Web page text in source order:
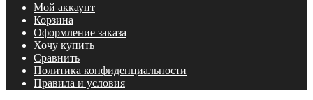
Мой аккаунт
Корзина
Оформление заказа
Хочу купить
Сравнить
Политика конфиденциальности
Правила и условия